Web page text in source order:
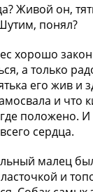
Живой он,
понял?
хорошо
а только
его жив и
и что
положено.
сердца.
малец
и